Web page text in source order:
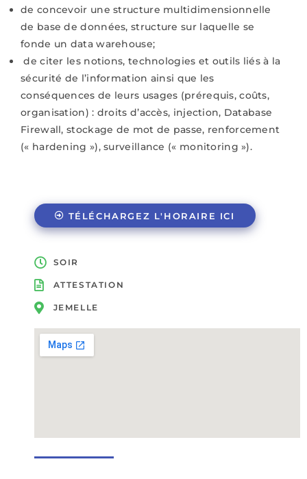
de concevoir une structure multidimensionnelle
de base de données, structure sur laquelle se
fonde un data warehouse;
de citer les notions, technologies et outils liés à la
sécurité de l’information ainsi que les
conséquences de leurs usages (prérequis, coûts,
organisation) : droits d’accès, injection, Database
Firewall, stockage de mot de passe, renforcement
(« hardening »), surveillance (« monitoring »).
TÉLÉCHARGEZ L'HORAIRE ICI
SOIR
ATTESTATION
JEMELLE